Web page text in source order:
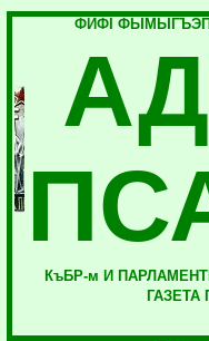
ФИФI
КъБР-м И